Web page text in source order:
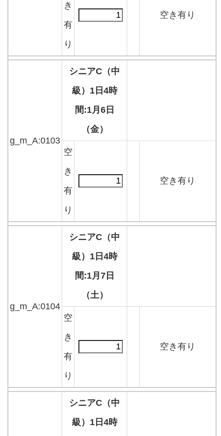
き
有
り
空き有り
g_m_A:0103
シニアC（中
級）1日4時
間:1月6日
（金）
空
き
有
り
空き有り
g_m_A:0104
シニアC（中
級）1日4時
間:1月7日
（土）
空
き
有
り
空き有り
シニアC（中
級）1日4時